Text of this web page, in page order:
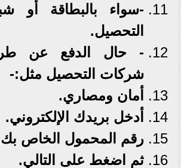
-سواء بالبطاقة أو
التحصيل.
- حال الدفع عن
شركات التحصيل مثل:-
أمان ومصاري.
أدخل بريدك الإلكتروني.
رقم المحمول الخاص
ثم اضغط على التالي.